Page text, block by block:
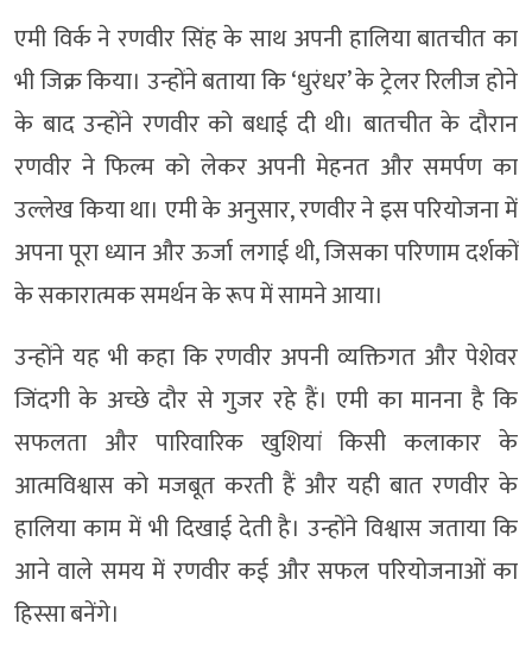
एमी विर्क ने रणवीर सिंह के साथ अपनी हालिया बातचीत का
भी जिक्र किया। उन्होंने बताया कि ‘धुरंधर’ के ट्रेलर रिलीज होने
के बाद उन्होंने रणवीर को बधाई दी थी। बातचीत के दौरान
रणवीर ने फिल्म को लेकर अपनी मेहनत और समर्पण का
उल्लेख किया था। एमी के अनुसार, रणवीर ने इस परियोजना में
अपना पूरा ध्यान और ऊर्जा लगाई थी, जिसका परिणाम दर्शकों
के सकारात्मक समर्थन के रूप में सामने आया।
उन्होंने यह भी कहा कि रणवीर अपनी व्यक्तिगत और पेशेवर
जिंदगी के अच्छे दौर से गुजर रहे हैं। एमी का मानना है कि
सफलता और पारिवारिक खुशियां किसी कलाकार के
आत्मविश्वास को मजबूत करती हैं और यही बात रणवीर के
हालिया काम में भी दिखाई देती है। उन्होंने विश्वास जताया कि
आने वाले समय में रणवीर कई और सफल परियोजनाओं का
हिस्सा बनेंगे।